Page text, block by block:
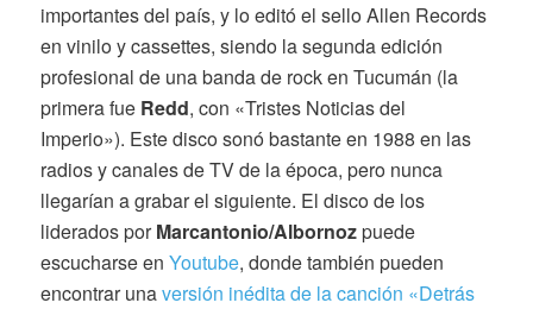
importantes del país, y lo editó el sello Allen Records
en vinilo y cassettes, siendo la segunda edición
profesional de una banda de rock en Tucumán (la
primera fue Redd, con «Tristes Noticias del
Imperio»). Este disco sonó bastante en 1988 en las
radios y canales de TV de la época, pero nunca
llegarían a grabar el siguiente. El disco de los
liderados porMarcantonio/Albornozpuede
escucharse en Youtube, donde también pueden
encontrar unaversión inédita de la canción «Detrás